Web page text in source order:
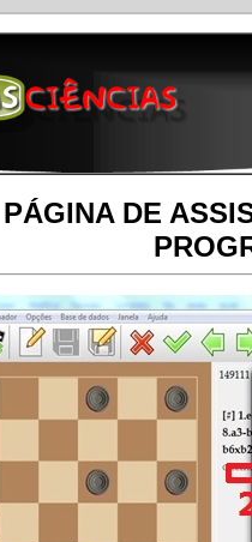
PÁGINA DE